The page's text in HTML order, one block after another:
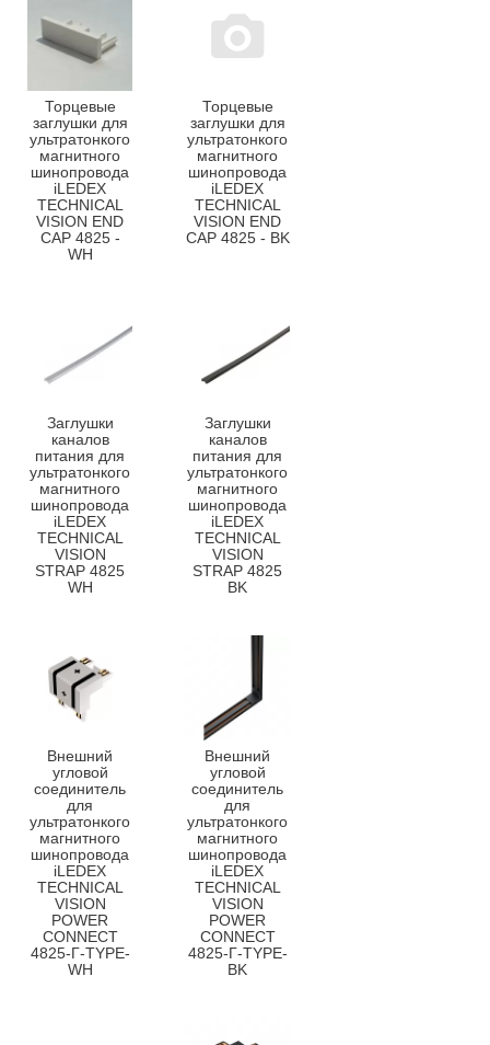
Торцевые
заглушки для
ультратонкого
магнитного
шинопровода
iLEDEX
TECHNICAL
VISION END
CAP 4825 -
WH
Торцевые
заглушки для
ультратонкого
магнитного
шинопровода
iLEDEX
TECHNICAL
VISION END
CAP 4825 - BK
Заглушки
каналов
питания для
ультратонкого
магнитного
шинопровода
iLEDEX
TECHNICAL
VISION
STRAP 4825
WH
Заглушки
каналов
питания для
ультратонкого
магнитного
шинопровода
iLEDEX
TECHNICAL
VISION
STRAP 4825
BK
Внешний
угловой
соединитель
для
ультратонкого
магнитного
шинопровода
iLEDEX
TECHNICAL
VISION
POWER
CONNECT
4825-Г-TYPE-
WH
Внешний
угловой
соединитель
для
ультратонкого
магнитного
шинопровода
iLEDEX
TECHNICAL
VISION
POWER
CONNECT
4825-Г-TYPE-
BK